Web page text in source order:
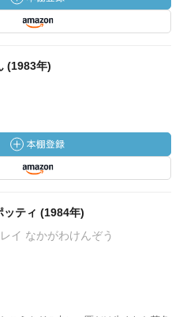
(1983年)
ッティ (1984年)
イ なかがわけんぞう